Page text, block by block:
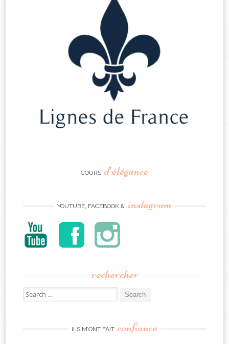
COURS d’élégance
YOUTUBE, FACEBOOK & instagram
rechercher
Search
for:
ILS M’ONT FAIT confiance